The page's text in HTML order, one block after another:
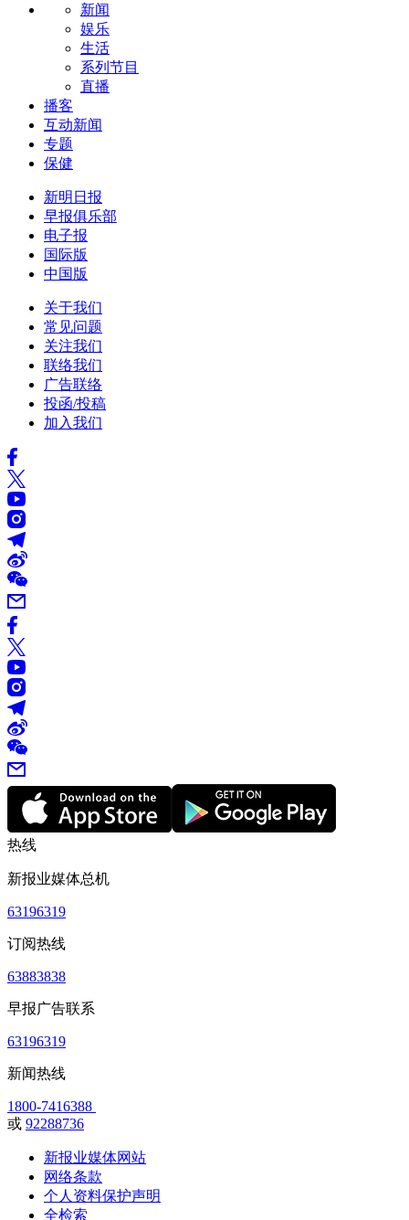
新闻
娱乐
生活
系列节目
直播
播客
互动新闻
专题
保健
新明日报
早报俱乐部
电子报
国际版
中国版
关于我们
常见问题
关注我们
联络我们
广告联络
投函/投稿
加入我们
热线
新报业媒体总机
63196319
订阅热线
63883838
早报广告联系
63196319
新闻热线
1800-7416388
或 92288736
新报业媒体网站
网络条款
个人资料保护声明
全检索